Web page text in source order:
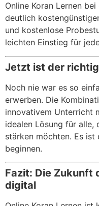
Online Koran Lernen
deutlich
und kostenlose
leichten Einstieg für
Jetzt ist der
Noch nie war es so
erwerben. Die
innovativem Unterricht
idealen Lösung für alle,
stärken möchten. Es
beginnen.
Fazit: Die Zukunft
digital